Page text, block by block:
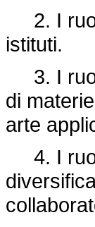
2. I
istituti.
3. I
di
arte
4. I